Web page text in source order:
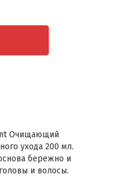
Очищающий
ухода 200 мл.
бережно и
и волосы.